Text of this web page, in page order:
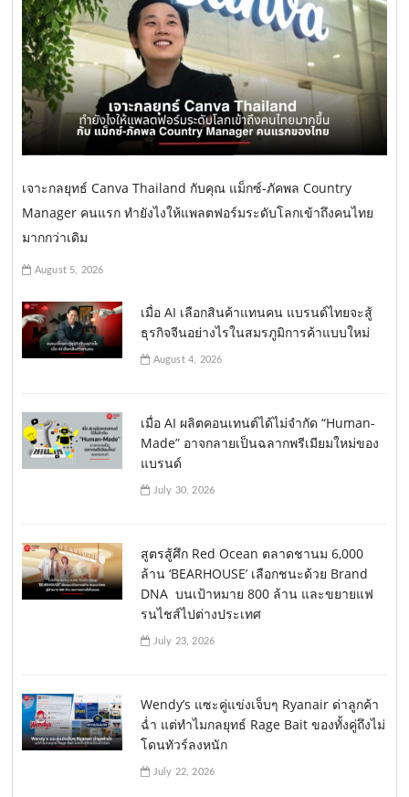
เจาะกลยุทธ์ Canva Thailand กับคุณ แม็กซ์-ภัคพล Country
Manager คนแรก ทำยังไงให้แพลตฟอร์มระดับโลกเข้าถึงคนไทย
มากกว่าเดิม
August 5, 2026
เมื่อ AI เลือกสินค้าแทนคน แบรนด์ไทยจะสู้
ธุรกิจจีนอย่างไรในสมรภูมิการค้าแบบใหม่
August 4, 2026
เมื่อ AI ผลิตคอนเทนต์ได้ไม่จำกัด “Human-
Made” อาจกลายเป็นฉลากพรีเมียมใหม่ของ
แบรนด์
July 30, 2026
สูตรสู้ศึก Red Ocean ตลาดชานม 6,000
ล้าน ‘BEARHOUSE’ เลือกชนะด้วย Brand
DNA บนเป้าหมาย 800 ล้าน และขยายแฟ
รนไชส์ไปต่างประเทศ
July 23, 2026
Wendy’s แซะคู่แข่งเจ็บๆ Ryanair ด่าลูกค้า
ฉ่ำ แต่ทำไมกลยุทธ์ Rage Bait ของทั้งคู่ถึงไม่
โดนทัวร์ลงหนัก
July 22, 2026